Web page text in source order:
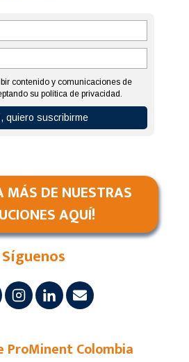
MÁS DE NUESTRAS
AQUÍ!
Síguenos
ProMinent Colombia